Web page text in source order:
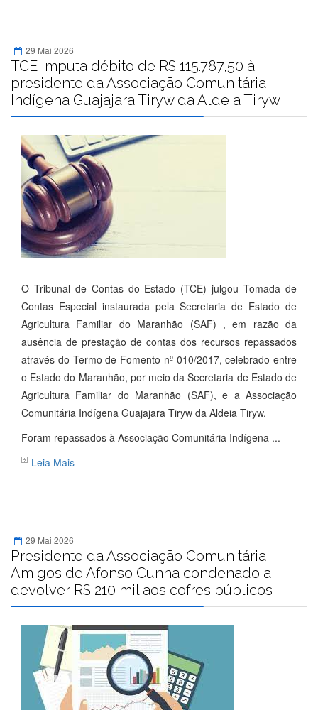
29 Mai 2026
TCE imputa débito de R$ 115.787,50 à
presidente da Associação Comunitária
Indígena Guajajara Tiryw da Aldeia Tiryw
O Tribunal de Contas do Estado (TCE) julgou Tomada de
Contas Especial instaurada pela Secretaria de Estado de
Agricultura Familiar do Maranhão (SAF) , em razão da
ausência de prestação de contas dos recursos repassados
através do Termo de Fomento nº 010/2017, celebrado entre
o Estado do Maranhão, por meio da Secretaria de Estado de
Agricultura Familiar do Maranhão (SAF), e a Associação
Comunitária Indígena Guajajara Tiryw da Aldeia Tiryw.
Foram repassados à Associação Comunitária Indígena ...
Leia Mais
29 Mai 2026
Presidente da Associação Comunitária
Amigos de Afonso Cunha condenado a
devolver R$ 210 mil aos cofres públicos